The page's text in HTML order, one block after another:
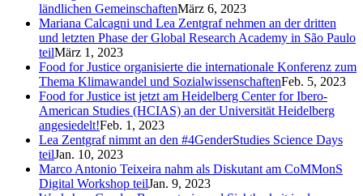
ländlichen GemeinschaftenMärz 6, 2023
Mariana Calcagni und Lea Zentgraf nehmen an der dritten
und letzten Phase der Global Research Academy in São Paulo
teilMärz 1, 2023
Food for Justice organisierte die internationale Konferenz zum
Thema Klimawandel und SozialwissenschaftenFeb. 5, 2023
Food for Justice ist jetzt am Heidelberg Center for Ibero-
American Studies (HCIAS) an der Universität Heidelberg
angesiedelt!Feb. 1, 2023
Lea Zentgraf nimmt an den #4GenderStudies Science Days
teilJan. 10, 2023
Marco Antonio Teixeira nahm als Diskutant am CoMMonS
Digital Workshop teilJan. 9, 2023